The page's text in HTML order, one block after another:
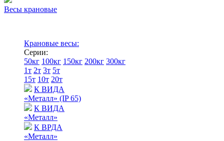
Весы крановые
Крановые весы:
Серии:
50кг 100кг 150кг 200кг 300кг
1т 2т 3т 5т
15т 10т 20т
К ВИДА
«Металл» (IP 65)
К ВИДА
«Металл»
К ВРДА
«Металл»